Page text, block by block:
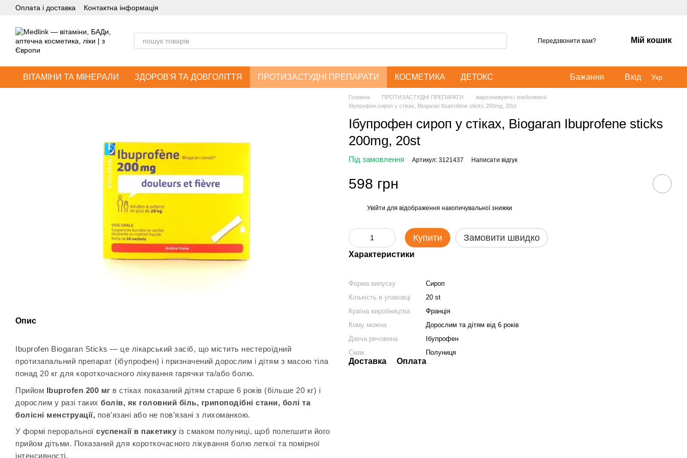
Перейти до основного контенту
Оплата і доставка Контактна інформація
Передзвонити вам? Мій кошик
ВІТАМІНИ ТА МІНЕРАЛИ ЗДОРОВ'Я ТА ДОВГОЛІТТЯ ПРОТИЗАСТУДНІ ПРЕПАРАТИ КОСМЕТИКА ДЕТОКС Бажання Вхід Укр
Опис
Ibuprofen Biogaran Sticks — це лікарський засіб, що містить нестероїдний
протизапальний препарат (ібупрофен) і призначений дорослим і дітям з масою тіла
понад 20 кг для короткочасного лікування гарячки та/або болю.
Прийом Ibuprofen 200 мг в стіках показаний дітям старше 6 років (більше 20 кг) і
дорослим у разі таких болів, як головний біль, грипоподібні стани, болі та
болісні менструації, пов’язані або не пов’язані з лихоманкою.
У формі пероральної суспензії в пакетику із смаком полуниці, щоб полегшити його
прийом дітьми. Показаний для короткочасного лікування болю легкої та помірної
інтенсивності.
Головна ПРОТИЗАСТУДНІ ПРЕПАРАТИ
жарознижуючі і знеболюючі
Ібупрофен сироп у стіках, Biogaran Ibuprofene sticks 200mg, 20st
Ібупрофен сироп у стіках, Biogaran Ibuprofene sticks
200mg, 20st
Під замовлення Артикул: 3121437 Написати відгук
598 грн
Увійти для відображення накопичувальної знижки
Купити Замовити швидко
Характеристики
Форма випуску
Сироп
Кількість в упаковці
20 st
Країна виробництва
Франція
Кому можна
Дорослим та дітям від 6 років
Діюча речовина
Ібупрофен
Смак
Полуниця
Доставка Оплата